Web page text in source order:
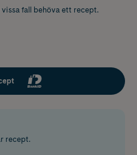
fall behöva ett recept.
recept.